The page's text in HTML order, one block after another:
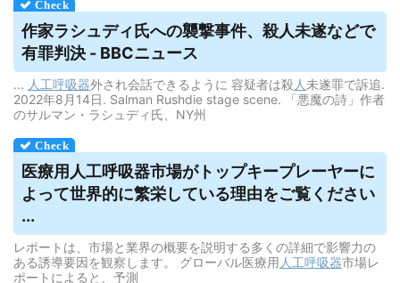
作家ラシュディ氏への襲撃事件、殺人未遂などで
有罪判決 - BBCニュース
... 人工呼吸器外され会話できるように 容疑者は殺人 未遂罪で訴追.
2022年8月14日. Salman Rushdie stage scene. 「悪魔の詩」作者
のサルマン・ラシュディ氏、NY州
医療用 人工呼吸器市場がトップキープレーヤーに
よって世界的に繁栄している理由をご覧ください
...
レポートは、市場と業界の概要を説明する多くの詳細で影響力の
ある誘導要因を観察します。 グローバル医療用 人工呼吸器市場レ
ポートによると、予測